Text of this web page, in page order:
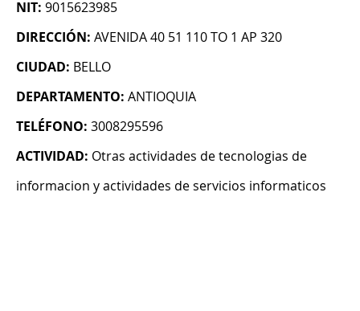
NIT: 9015623985
DIRECCIÓN: AVENIDA 40 51 110 TO 1 AP 320
CIUDAD: BELLO
DEPARTAMENTO: ANTIOQUIA
TELÉFONO: 3008295596
ACTIVIDAD: Otras actividades de tecnologias de
informacion y actividades de servicios informaticos